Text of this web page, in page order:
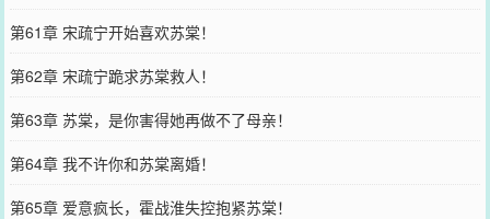
第61章 宋疏宁开始喜欢苏棠！
第62章 宋疏宁跪求苏棠救人！
第63章 苏棠，是你害得她再做不了母亲！
第64章 我不许你和苏棠离婚！
第65章 爱意疯长，霍战淮失控抱紧苏棠！